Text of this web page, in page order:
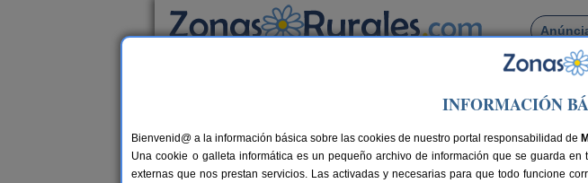
Busca por pueblo
> La Posada del Alba
La Posada del Alba
Casa Rural en Alea / Ribadesella (Asturias)
INFORMACIÓN
Bienvenid@ a la información básica sobre las cookies de nuestro portal responsabilidad de
Una cookie o galleta informática es un pequeño archivo de información que se guarda
externas que nos prestan servicios. Las activadas y necesarias para que todo funcione